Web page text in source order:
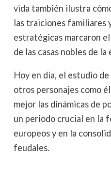
vida también ilustra
las traiciones familiares
estratégicas marcaron
de las casas nobles de la
Hoy en día, el estudio
otros personajes como
mejor las dinámicas de
un periodo crucial en la
europeos y en la
feudales.